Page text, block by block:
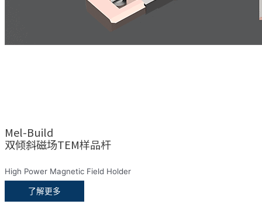
Mel-Build
双倾斜磁场TEM样品杆
High Power Magnetic Field Holder
了解更多